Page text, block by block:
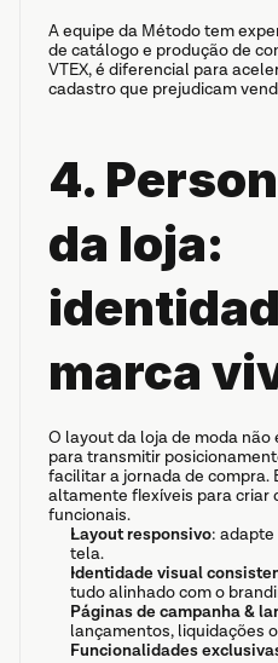
A equipe da Método tem
de catálogo e produção de
VTEX, é diferencial para
cadastro que prejudicam
4.
da loja:
marca
O layout da loja de moda não
para transmitir
facilitar a jornada de compra.
altamente flexíveis para criar
funcionais.
Layout responsivo:
tela.
Identidade visual
tudo alinhado com o
Páginas de campanha &
lançamentos, liquidações
Funcionalidades